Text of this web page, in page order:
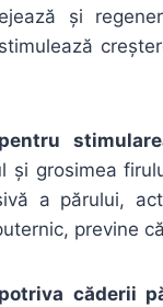
și
și grosimea
a părului,
previne
căderii